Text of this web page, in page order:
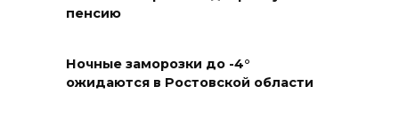
избирательного процесса в
07 августа 2026 17:14
пенсию
Ночные заморозки до -4°
ожидаются в Ростовской области